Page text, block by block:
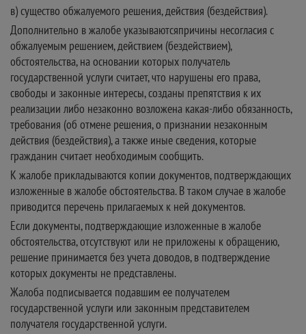
в) существо обжалуемого решения, действия (бездействия).
Дополнительно в жалобе указываютсяпричины несогласия с
обжалуемым решением, действием (бездействием),
обстоятельства, на основании которых получатель
государственной услуги считает, что нарушены его права,
свободы и законные интересы, созданы препятствия к их
реализации либо незаконно возложена какая-либо обязанность,
требования (об отмене решения, о признании незаконным
действия (бездействия), а также иные сведения, которые
гражданин считает необходимым сообщить.
К жалобе прикладываются копии документов, подтверждающих
изложенные в жалобе обстоятельства. В таком случае в жалобе
приводится перечень прилагаемых к ней документов.
Если документы, подтверждающие изложенные в жалобе
обстоятельства, отсутствуют или не приложены к обращению,
решение принимается без учета доводов, в подтверждение
которых документы не представлены.
Жалоба подписывается подавшим ее получателем
государственной услуги или законным представителем
получателя государственной услуги.